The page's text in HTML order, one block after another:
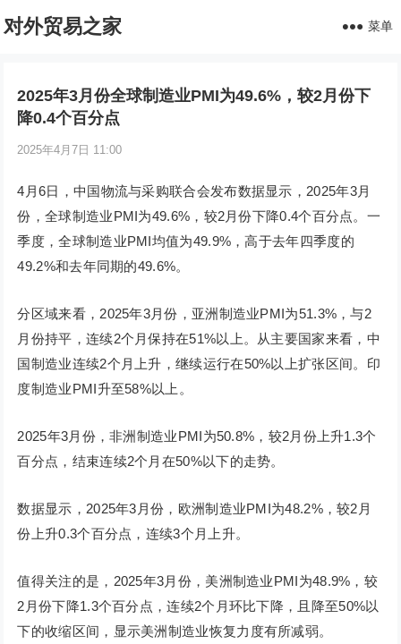
对外贸易之家 菜单
2025年3月份全球制造业PMI为49.6%，较2月份下
降0.4个百分点
2025年4月7日 11:00
4月6日，中国物流与采购联合会发布数据显示，2025年3月
份，全球制造业PMI为49.6%，较2月份下降0.4个百分点。一
季度，全球制造业PMI均值为49.9%，高于去年四季度的
49.2%和去年同期的49.6%。
分区域来看，2025年3月份，亚洲制造业PMI为51.3%，与2
月份持平，连续2个月保持在51%以上。从主要国家来看，中
国制造业连续2个月上升，继续运行在50%以上扩张区间。印
度制造业PMI升至58%以上。
2025年3月份，非洲制造业PMI为50.8%，较2月份上升1.3个
百分点，结束连续2个月在50%以下的走势。
数据显示，2025年3月份，欧洲制造业PMI为48.2%，较2月
份上升0.3个百分点，连续3个月上升。
值得关注的是，2025年3月份，美洲制造业PMI为48.9%，较
2月份下降1.3个百分点，连续2个月环比下降，且降至50%以
下的收缩区间，显示美洲制造业恢复力度有所减弱。